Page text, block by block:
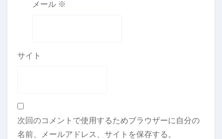
メール ※
サイト
次回のコメントで使用するためブラウザーに自分の
名前、メールアドレス、サイトを保存する。